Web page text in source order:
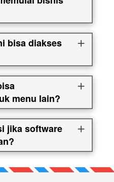
bisa diakses
menu lain?
jika software